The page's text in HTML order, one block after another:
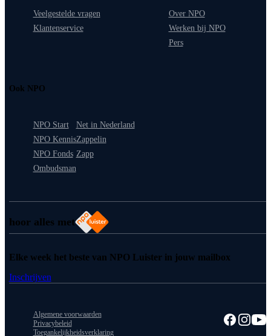
hoor alles met
Veelgestelde vragen
Klantenservice
Over NPO
Werken bij NPO
Pers
Ook NPO
NPO Start
NPO Kennis
NPO Fonds
Ombudsman
Net in Nederland
Zappelin
Zapp
Elke week het beste van NPO Luister in jouw mailbox
Inschrijven
Algemene voorwaarden
Privacybeleid
Toegankelijkheidsverklaring